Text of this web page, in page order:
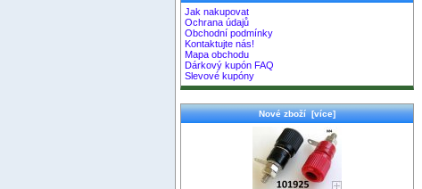
Jak nakupovat
Ochrana údajů
Obchodní podmínky
Kontaktujte nás!
Mapa obchodu
Dárkový kupón FAQ
Slevové kupóny
Nové zboží [více]